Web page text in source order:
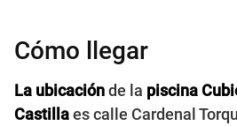
Cómo llegar
La ubicaciónde la piscina
Castillaes calle Cardenal